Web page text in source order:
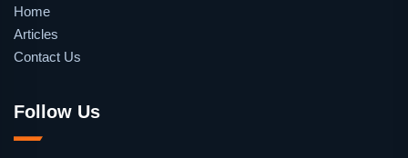
Home
Articles
Contact Us
Follow Us